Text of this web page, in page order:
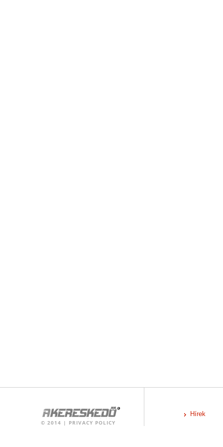
© 2014 | PRIVACY POLICY
Hírek